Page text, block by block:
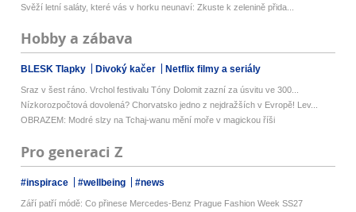
Svěží letní saláty, které vás v horku neunaví: Zkuste k zelenině přida...
Hobby a zábava
BLESK Tlapky Divoký kačer Netflix filmy a seriály
Sraz v šest ráno. Vrchol festivalu Tóny Dolomit zazní za úsvitu ve 300...
Nízkorozpočtová dovolená? Chorvatsko jedno z nejdražších v Evropě! Lev...
OBRAZEM: Modré slzy na Tchaj-wanu mění moře v magickou říši
Pro generaci Z
#inspirace #wellbeing #news
Září patří módě: Co přinese Mercedes-Benz Prague Fashion Week SS27